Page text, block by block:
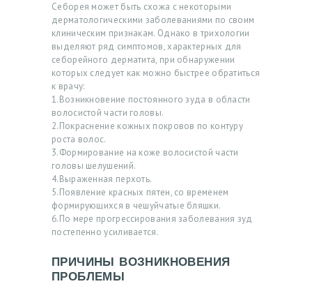
Себорея может быть схожа с некоторыми
дерматологическими заболеваниями по своим
клиническим признакам. Однако в трихологии
выделяют ряд симптомов, характерных для
себорейного дерматита, при обнаружении
которых следует как можно быстрее обратиться
к врачу:
1.Возникновение постоянного зуда в области
волосистой части головы.
2.Покраснение кожных покровов по контуру
роста волос.
3.Формирование на коже волосистой части
головы шелушений.
4.Выраженная перхоть.
5.Появление красных пятен, со временем
формирующихся в чешуйчатые бляшки.
6.По мере прогрессирования заболевания зуд
постепенно усиливается.
ПРИЧИНЫ ВОЗНИКНОВЕНИЯ
ПРОБЛЕМЫ